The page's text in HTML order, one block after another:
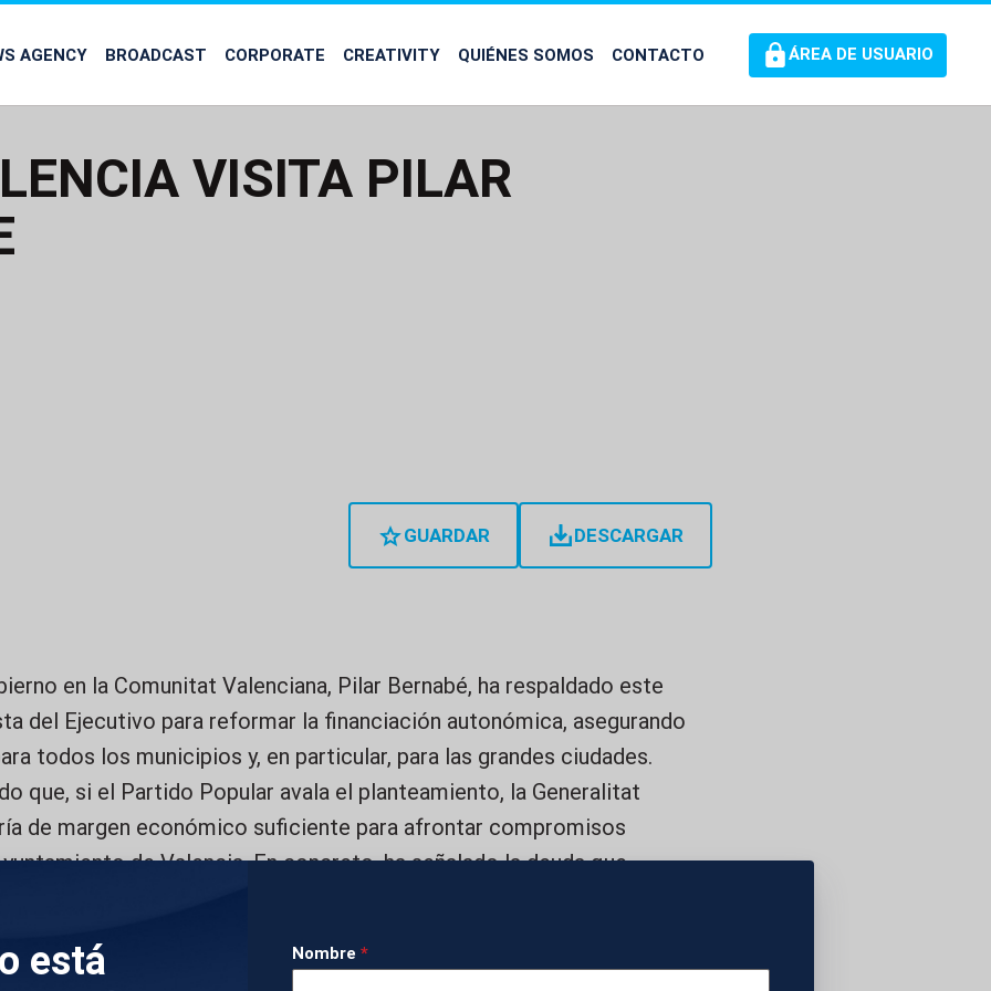
AGENCY BROADCAST CORPORATE CREATIVITY QUIÉNES SOMOS CONTACTO ÁREA DE USUARIO
VISITA PILAR
GUARDAR DESCARGAR
está
Nombre *
en la Comunitat Valenciana, Pilar Bernabé, ha respaldado este
del Ejecutivo para reformar la financiación autonómica, asegurando
todos los municipios y, en particular, para las grandes ciudades.
que, si el Partido Popular avala el planteamiento, la Generalitat
de margen económico suficiente para afrontar compromisos
de Valencia. En concreto, ha señalado la deuda que,
de financiación. La delegada considera que el modelo